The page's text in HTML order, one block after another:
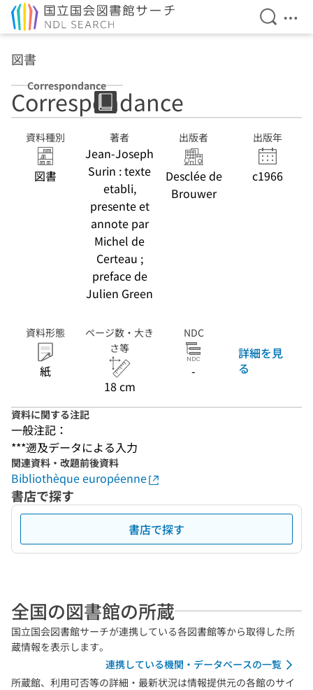
検索を
メ
図書
Correspondance
Correspondance
資料種別
図書
著者
Jean-Joseph
Surin : texte
etabli,
presente et
annote par
Michel de
Certeau ;
preface de
Julien Green
出版者
Desclée de
Brouwer
出版年
c1966
資料形態
紙
ページ数・大き
さ等
18 cm
NDC
-
詳細を見
る
資料に関する注記
一般注記：
***遡及データによる入力
関連資料・改題前後資料
Bibliothèque européenne
書店で探す
書店で探す
全国の図書館の所蔵
国立国会図書館サーチが連携している各図書館等から取得した所
蔵情報を表示します。
連携している機関・データベースの一覧
所蔵館、利用可否等の詳細・最新状況は情報提供元の各館のサイ